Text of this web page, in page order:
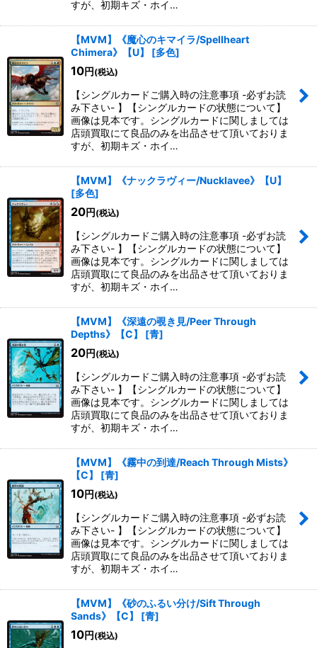
すが、初期キズ・ホイ…
【MVM】《魔心のキマイラ/Spellheart
Chimera》【U】
[多色]
10円 (税込)
【シングルカードご購入時の注意事項 -必ずお読
み下さい- 】【シングルカードの状態について】
画像は見本です。シングルカードに関しましては
店頭買取にて良品のみを出品させて頂いておりま
すが、初期キズ・ホイ…
【MVM】《ナックラヴィー/Nucklavee》【U】
[多色]
20円 (税込)
【シングルカードご購入時の注意事項 -必ずお読
み下さい- 】【シングルカードの状態について】
画像は見本です。シングルカードに関しましては
店頭買取にて良品のみを出品させて頂いておりま
すが、初期キズ・ホイ…
【MVM】《深遠の覗き見/Peer Through
Depths》【C】
[青]
20円 (税込)
【シングルカードご購入時の注意事項 -必ずお読
み下さい- 】【シングルカードの状態について】
画像は見本です。シングルカードに関しましては
店頭買取にて良品のみを出品させて頂いておりま
すが、初期キズ・ホイ…
【MVM】《霧中の到達/Reach Through Mists》
【C】
[青]
10円 (税込)
【シングルカードご購入時の注意事項 -必ずお読
み下さい- 】【シングルカードの状態について】
画像は見本です。シングルカードに関しましては
店頭買取にて良品のみを出品させて頂いておりま
すが、初期キズ・ホイ…
【MVM】《砂のふるい分け/Sift Through
Sands》【C】
[青]
10円 (税込)